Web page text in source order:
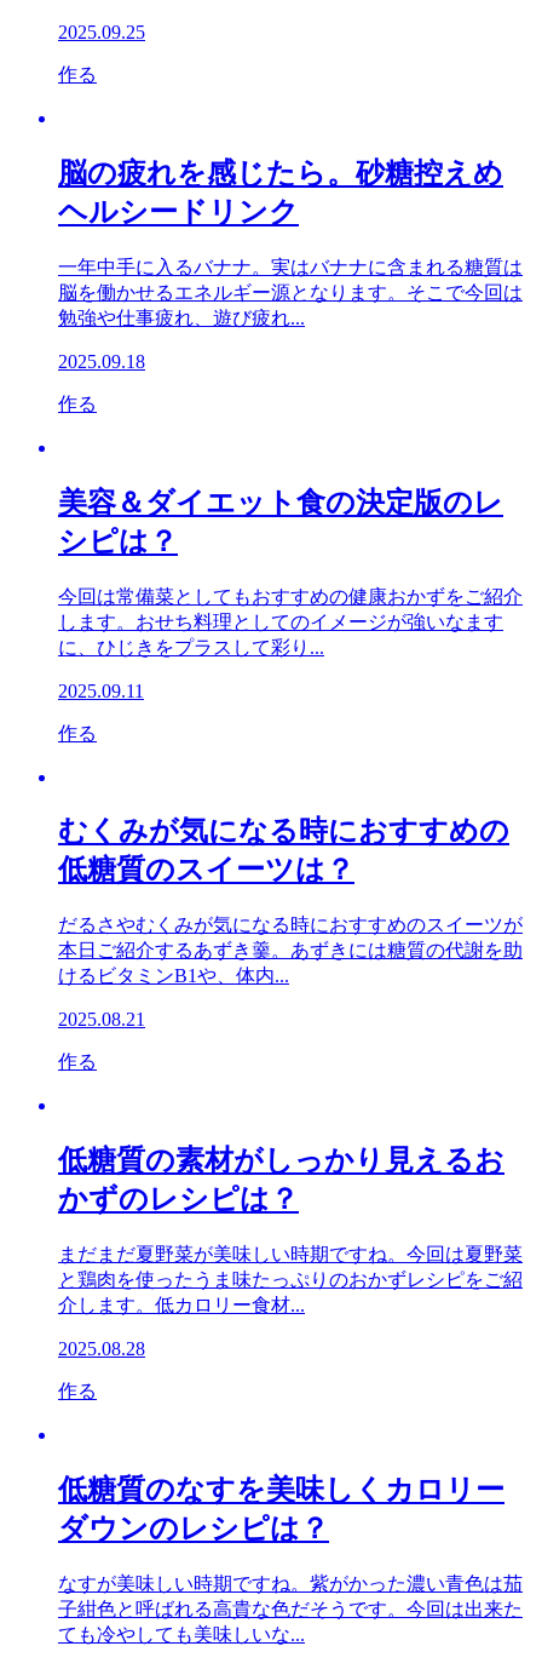
2025.09.25
作る
脳の疲れを感じたら。砂糖控えめ
ヘルシードリンク
一年中手に入るバナナ。実はバナナに含まれる糖質は
脳を働かせるエネルギー源となります。そこで今回は
勉強や仕事疲れ、遊び疲れ...
2025.09.18
作る
美容＆ダイエット食の決定版のレ
シピは？
今回は常備菜としてもおすすめの健康おかずをご紹介
します。おせち料理としてのイメージが強いなます
に、ひじきをプラスして彩り...
2025.09.11
作る
むくみが気になる時におすすめの
低糖質のスイーツは？
だるさやむくみが気になる時におすすめのスイーツが
本日ご紹介するあずき羹。あずきには糖質の代謝を助
けるビタミンB1や、体内...
2025.08.21
作る
低糖質の素材がしっかり見えるお
かずのレシピは？
まだまだ夏野菜が美味しい時期ですね。今回は夏野菜
と鶏肉を使ったうま味たっぷりのおかずレシピをご紹
介します。低カロリー食材...
2025.08.28
作る
低糖質のなすを美味しくカロリー
ダウンのレシピは？
なすが美味しい時期ですね。紫がかった濃い青色は茄
子紺色と呼ばれる高貴な色だそうです。今回は出来た
ても冷やしても美味しいな...